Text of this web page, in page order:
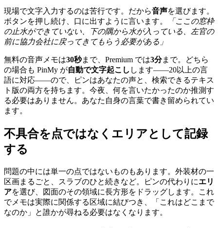
現場で文字入力するのは苦行です。だから音声を選びます。
ボタンを押し続け、口に出すように言います。
「ここの窓枠
の止水ができていない、下の隅から水が入っている、左官の
前に協力会社に戻ってきてもらう必要がある」
無料の音声メモは30秒まで、Premium では3分まで。どちら
の場合も PinMy が自動で文字起こし します——20以上の言
語に対応——ので、ピンはあなたの声と、検索できるテキス
ト版の両方を持ちます。今夜、何を言いたかったのか推測す
る必要はありません。あなた自身の言葉で書き留められてい
ます。
不具合を点ではなくエリアとして記録
する
問題の中には単一の点ではないものもあります。外装材の一
区画まるごと、スラブのひと続きなど。ピンの代わりにエリ
アを選び、図面のその領域に長方形をドラッグします。これ
でメモは実際に関係する区域に結びつき、「これはどこまで
なのか」と誰かが尋ねる必要はなくなります。